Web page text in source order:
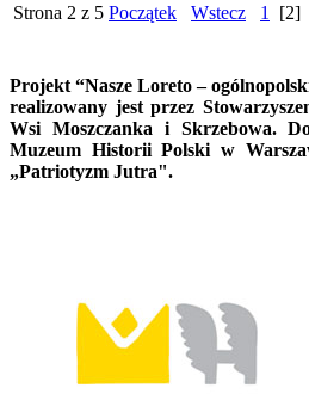
Strona 2 z 5 Początek Wstecz 1 [2]
Projekt “Nasze Loreto –
realizowany jest przez
Wsi Moszczanka i Skrzebowa.
Muzeum Historii Polski w
„Patriotyzm Jutra".